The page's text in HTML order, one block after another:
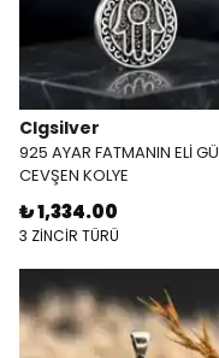
Clgsilver
925 AYAR FATMANIN ELİ
CEVŞEN KOLYE
₺ 1,334.00
3 ZİNCİR TÜRÜ